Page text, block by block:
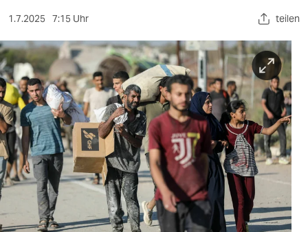
sport
berlin
nord
wahrheit
verlag
verlag
veranstaltungen
shop
1.7.2025 7:15 Uhr teilen